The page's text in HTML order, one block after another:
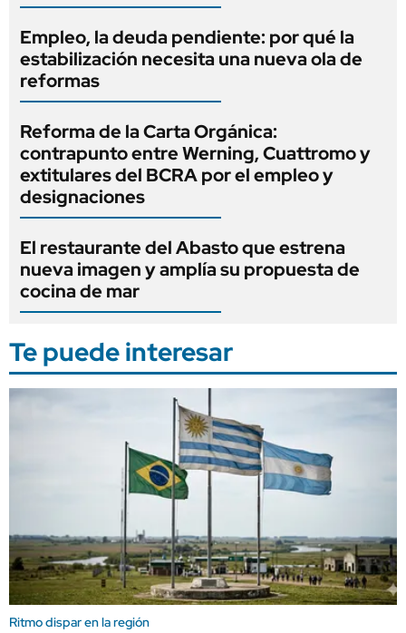
Empleo, la deuda pendiente: por qué la
estabilización necesita una nueva ola de
reformas
Reforma de la Carta Orgánica:
contrapunto entre Werning, Cuattromo y
extitulares del BCRA por el empleo y
designaciones
El restaurante del Abasto que estrena
nueva imagen y amplía su propuesta de
cocina de mar
Te puede interesar
Ritmo dispar en la región